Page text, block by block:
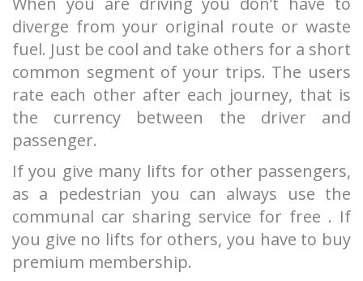
diverge from your original route or waste
fuel. Just be cool and take others for a short
common segment of your trips. The users
rate each other after each journey, that is
the currency between the driver and
passenger.
If you give many lifts for other passengers,
as a pedestrian you can always use the
communal car sharing service for free . If
you give no lifts for others, you have to buy
premium membership.